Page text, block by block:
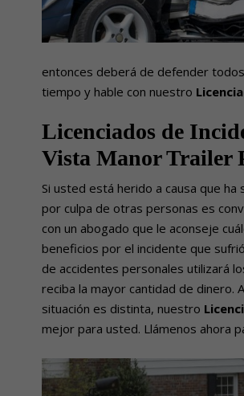
entonces deberá de defender
tiempo y hable con nuestro
Licenciados de
Vista Manor Trailer
Si usted está herido a causa que ha
por culpa de otras personas es
con un abogado que le aconseje
beneficios por el incidente que
de accidentes personales utilizará
reciba la mayor cantidad de dinero.
situación es distinta, nuestro
mejor para usted. Llámenos ahora